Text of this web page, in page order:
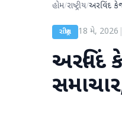
હોમ/રાષ્ટ્રીય/અરવિંદ
રાષ્ટ્રીય 18 મે, 2026
અરવિંદ